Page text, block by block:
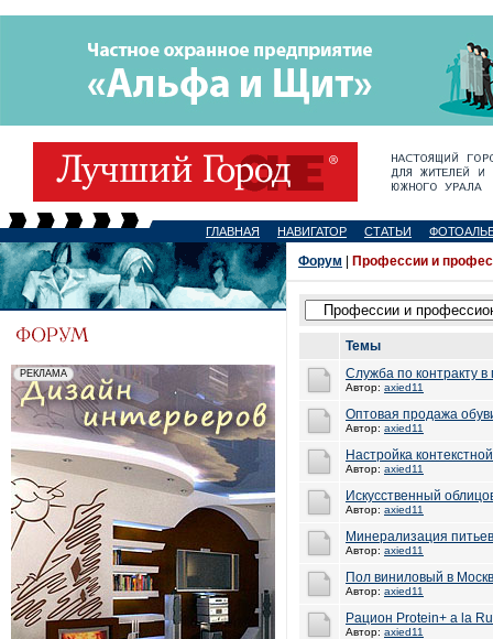
ГЛАВНАЯ НАВИГАТОР СТАТЬИ
Форум Профессии и
Темы
Служба по контракту
Автор: axied11
Оптовая продажа
Автор: axied11
Настройка
Автор: axied11
Искусственный
Автор: axied11
Минерализация
Автор: axied11
Пол виниловый в
Автор: axied11
Рацион Protein+ a la
Автор: axied11